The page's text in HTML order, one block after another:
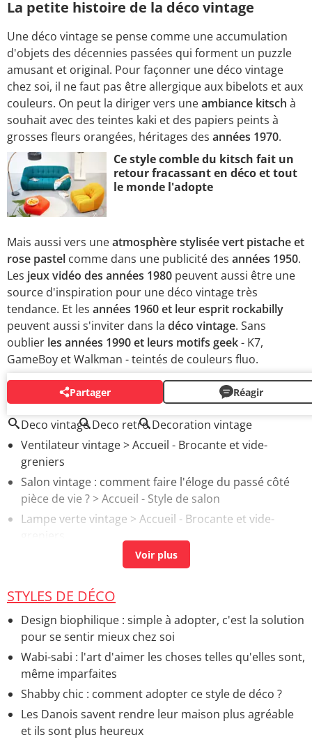
La petite histoire de la déco vintage
Une déco vintage se pense comme une accumulation
d'objets des décennies passées qui forment un puzzle
amusant et original. Pour façonner une déco vintage
chez soi, il ne faut pas être allergique aux bibelots et aux
couleurs. On peut la diriger vers uneambiance kitsch à
souhait avec des teintes kaki et des papiers peints à
grosses fleurs orangées, héritages des années 1970.
Ce style comble du kitsch fait un
retour fracassant en déco et tout
le monde l'adopte
Mais aussi vers uneatmosphère stylisée vert pistache et
rose pastel comme dans une publicité des années 1950.
Les jeux vidéo des années 1980 peuvent aussi être une
source d'inspiration pour une déco vintage très
tendance. Et les années 1960 et leuresprit rockabilly
peuvent aussi s'inviter dans la déco vintage. Sans
oublier les années 1990 et leurs motifs geek- K7,
GameBoy et Walkman - teintés de couleurs fluo.
Partager Réagir
AUTOUR DU MÊME SUJET
Deco vintage Deco retro Decoration vintage
Ventilateur vintage> Accueil - Brocante et vide-
greniers
Salon vintage : comment faire l'éloge du passé côté
pièce de vie ? > Accueil - Style de salon
Lampe verte vintage > Accueil - Brocante et vide-
Globe terrestre déco vintage> Accueil - Brocante et
Deco chambre vintage
STYLES DE DÉCO
Design biophilique : simple à adopter, c'est la solution
pour se sentir mieux chez soi
Wabi-sabi : l'art d'aimer les choses telles qu'elles sont,
même imparfaites
Shabby chic : comment adopter ce style de déco ?
Les Danois savent rendre leur maison plus agréable
et ils sont plus heureux